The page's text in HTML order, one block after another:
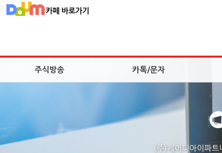
주식방송 카톡/문자
(주)제이디아이파